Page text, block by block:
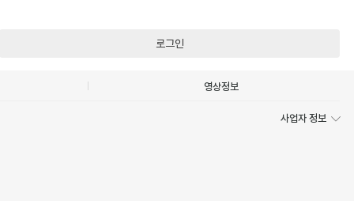
로그인
영상정보
사업자 정보